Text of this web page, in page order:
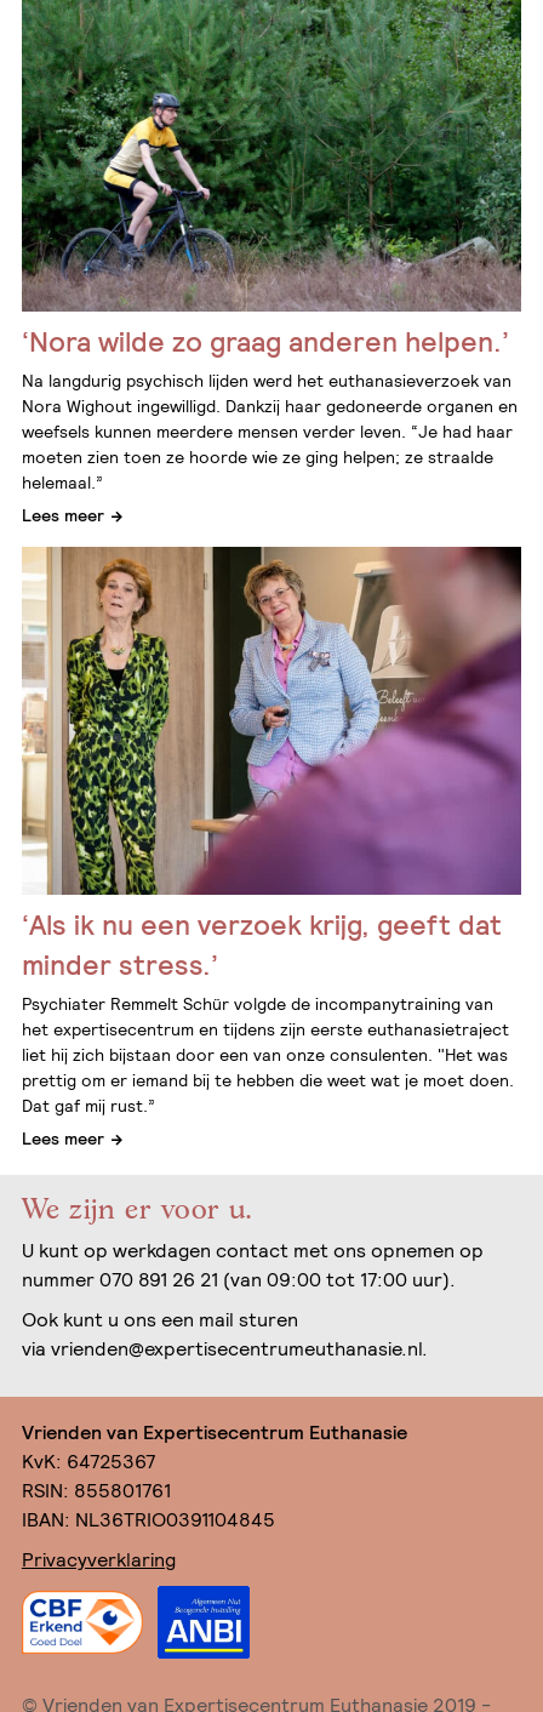
‘Nora wilde zo graag anderen helpen.’
Na langdurig psychisch lijden werd het euthanasieverzoek van
Nora Wighout ingewilligd. Dankzij haar gedoneerde organen en
weefsels kunnen meerdere mensen verder leven. “Je had haar
moeten zien toen ze hoorde wie ze ging helpen; ze straalde
helemaal.”
Lees meer
‘Als ik nu een verzoek krijg, geeft dat
minder stress.’
Psychiater Remmelt Schür volgde de incompanytraining van
het expertisecentrum en tijdens zijn eerste euthanasietraject
liet hij zich bijstaan door een van onze consulenten. "Het was
prettig om er iemand bij te hebben die weet wat je moet doen.
Dat gaf mij rust.”
Lees meer
We zijn er voor u.
U kunt op werkdagen contact met ons opnemen op
nummer 070 891 26 21 (van 09:00 tot 17:00 uur).
Ook kunt u ons een mail sturen
via vrienden@expertisecentrumeuthanasie.nl.
Vrienden van Expertisecentrum Euthanasie
KvK: 64725367
RSIN: 855801761
IBAN: NL36TRIO0391104845
Privacyverklaring
© Vrienden van Expertisecentrum Euthanasie 2019 -